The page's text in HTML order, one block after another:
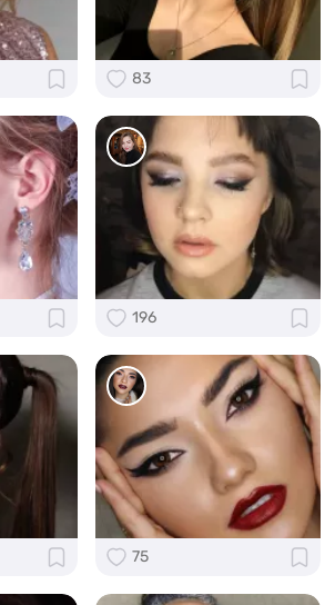
83
196
75